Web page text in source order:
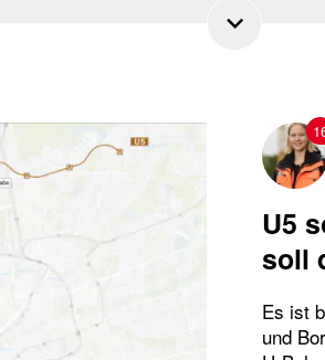
Busfahrer
Ersatzverkehr
Großveranstaltungen HADAG
Harburg Historisches
Hochbahn-Wache
Hybridbusse Innovative
U5
soll
Es ist
und